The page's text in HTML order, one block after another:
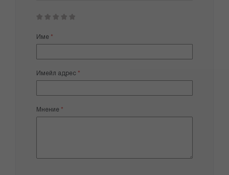
star
stars
stars
stars
stars
Име
Имейл адрес
Мнение